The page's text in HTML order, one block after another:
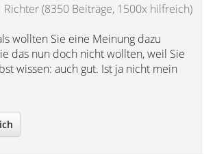
Richter(8350 Beiträge, 1500x hilfreich)
wollten Sie eine Meinung dazu
das nun doch nicht wollten, weil Sie
wissen: auch gut. Ist ja nicht mein